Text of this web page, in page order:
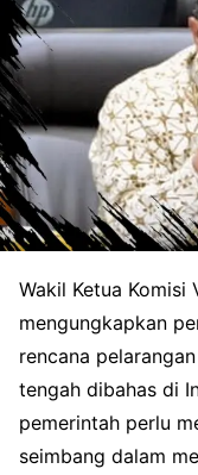
Wakil Ketua Komisi
mengungkapkan
rencana
tengah dibahas di
pemerintah perlu
seimbang dalam